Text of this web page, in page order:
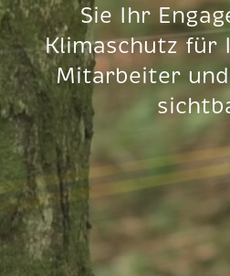
Sie Ihr
Klimaschutz für
Mitarbeiter